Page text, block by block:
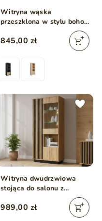
Witryna wąska
przeszklona w stylu boho
845,00 zł
Witryna dwudrzwiowa
stojąca do salonu z
oświetleniem LED Lavore
Dąb Wotan, Czarny
989,00 zł